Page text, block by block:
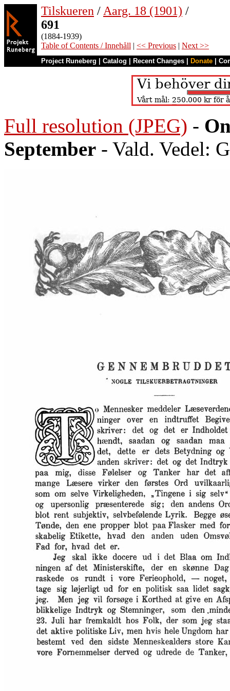
Tilskueren / Aarg. 18 (1901) /
691
(1884-1939)
Table of Contents / Innehåll | << Previous | Next >>
Project Runeberg Catalog Recent Changes Donate
Full resolution (JPEG) -
September - Vald. Vedel: